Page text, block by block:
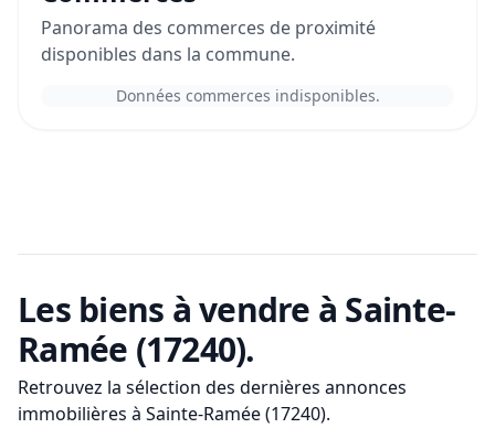
Panorama des commerces de proximité
disponibles dans la commune.
Données commerces indisponibles.
Les biens à vendre à Sainte-
Ramée (17240).
Retrouvez la sélection des dernières annonces
immobilières à Sainte-Ramée (17240).